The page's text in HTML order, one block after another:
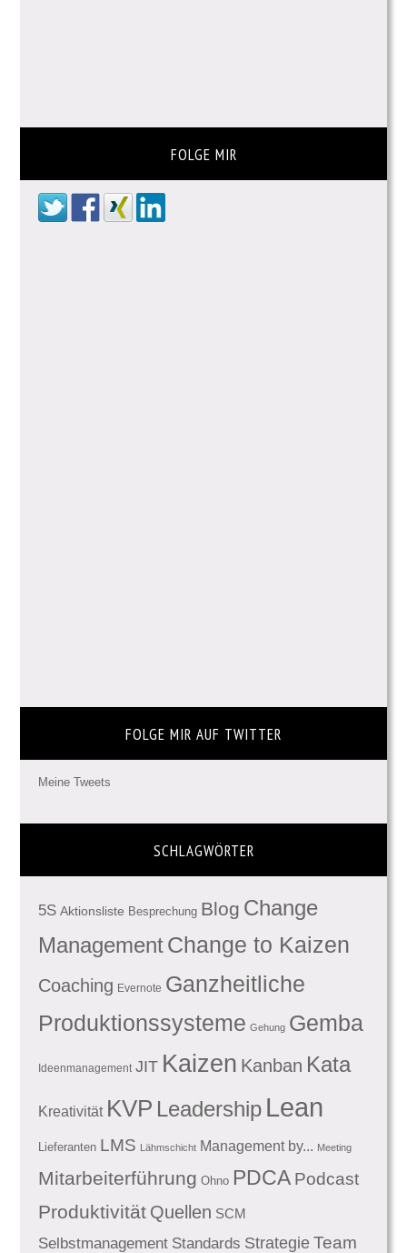
FOLGE MIR
FOLGE MIR AUF TWITTER
Meine Tweets
SCHLAGWÖRTER
5S Aktionsliste Besprechung Blog Change
ManagementChange to Kaizen
Coaching Evernote Ganzheitliche
Produktionssysteme Gehung Gemba
Ideenmanagement JIT Kaizen Kanban Kata
Kreativität KVP Leadership Lean
Lieferanten LMS Lähmschicht Management by... Meeting
Mitarbeiterführung Ohno PDCA Podcast
Produktivität Quellen SCM
Selbstmanagement Standards Strategie Team